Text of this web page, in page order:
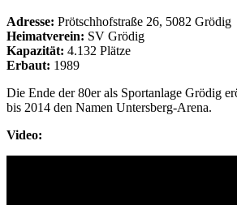
Adresse: Prötschhofstraße 26, 5082 Grödig
Heimatverein: SV Grödig
Kapazität: 4.132 Plätze
Erbaut: 1989
Die Ende der 80er als Sportanlage Grödig
bis 2014 den Namen Untersberg-Arena.
Video: